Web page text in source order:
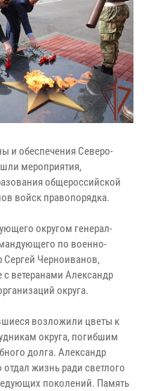
и обеспечения Северо-
мероприятия,
общероссийской
войск правопорядка.
округом генерал-
по военно-
Сергей Черноиванов,
ветеранами Александр
округа.
возложили цветы к
округа, погибшим
долга. Александр
отдал жизнь ради светлого
поколений. Память